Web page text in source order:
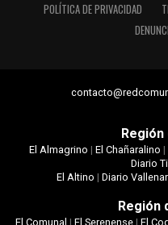
POLÍTICA DE PRIVACIDAD
Región
El Almagrino | El Chañaralino |
Diario
El Altino | Diario Vallenar
Región
El Comunal | El Serenense| El